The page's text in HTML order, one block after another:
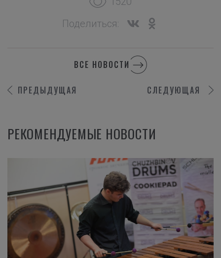
Поделиться:
ПРЕДЫДУЩАЯ
ВСЕ НОВОСТИ
СЛЕДУЮЩАЯ
РЕКОМЕНДУЕМЫЕ НОВОСТИ